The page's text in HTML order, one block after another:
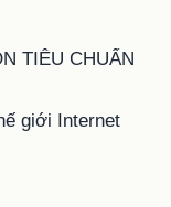
TIÊU CHUẨN